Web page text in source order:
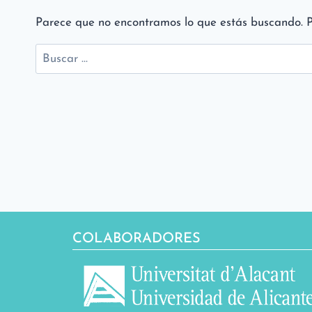
Parece que no encontramos lo que estás buscando.
Buscar:
COLABORADORES